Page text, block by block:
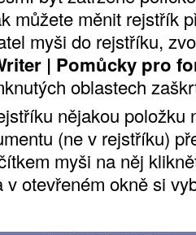
můžete měnit rejstřík
myši do rejstříku,
| Pomůcky pro
oblastech
nějakou položku
(ne v rejstříku)
myši na něj
v otevřeném okně si